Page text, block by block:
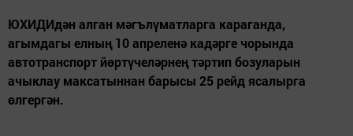
ЮХИДИдән алган мәгълүматларга караганда,
агымдагы елның 10 апреленә кадәрге чорында
автотранспорт йөртүчеләрнең тәртип бозуларын
ачыклау максатыннан барысы 25 рейд ясалырга
өлгергән.